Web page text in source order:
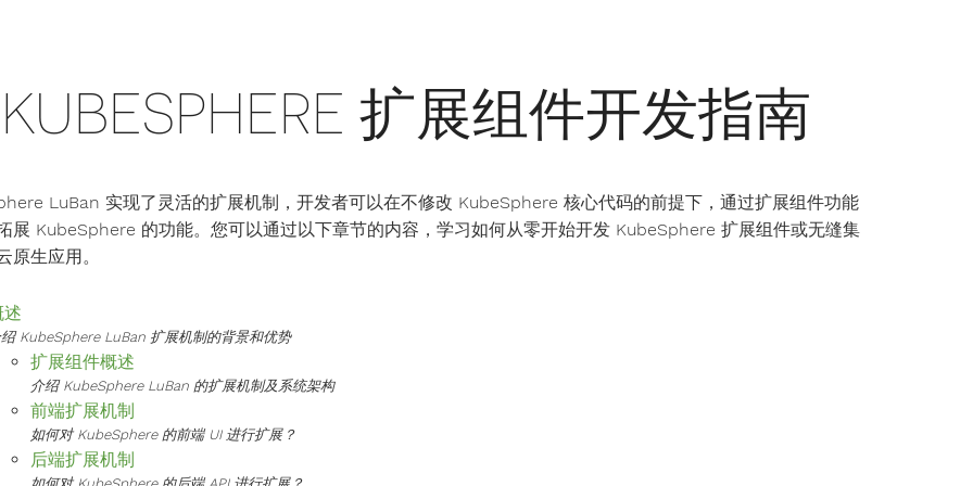
KUBESPHERE 扩展组件开发指南
LuBan 实现了灵活的扩展机制，开发者可以在不修改 KubeSphere 核心代码的前提下，通过扩展组件功能
展 KubeSphere 的功能。您可以通过以下章节的内容，学习如何从零开始开发 KubeSphere 扩展组件或无缝集
原生应用。
述
KubeSphere LuBan 扩展机制的背景和优势
扩展组件概述
介绍 KubeSphere LuBan 的扩展机制及系统架构
前端扩展机制
如何对 KubeSphere 的前端 UI 进行扩展？
后端扩展机制